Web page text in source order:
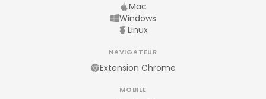
Mac
Windows
Linux
NAVIGATEUR
Extension Chrome
MOBILE